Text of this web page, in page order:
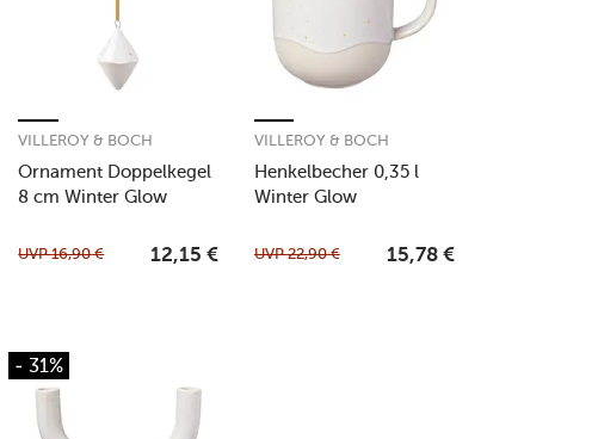
Ornament Doppelkegel
8 cm Winter Glow
VILLEROY & BOCH
UVP16,90 € 12,15 €
Henkelbecher 0,35 l
Winter Glow
VILLEROY & BOCH
UVP22,90 € 15,78 €
- 31%